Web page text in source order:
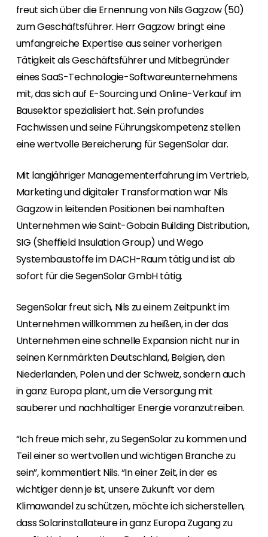
Erneuerbaren Energie Branche? Dann sind Sie
bei uns richtig!
Hauseigentümer
Wenn Sie auf der Suche nach wichtigen
Produkt- und Brancheninformationen sind,
werden Sie bei uns fündig.
freut sich über die Ernennung von Nils Gagzow (50)
zum Geschäftsführer. Herr Gagzow bringt eine
umfangreiche Expertise aus seiner vorherigen
Tätigkeit als Geschäftsführer und Mitbegründer
eines SaaS-Technologie-Softwareunternehmens
mit, das sich auf E-Sourcing und Online-Verkauf im
Bausektor spezialisiert hat. Sein profundes
Fachwissen und seine Führungskompetenz stellen
eine wertvolle Bereicherung für SegenSolar dar.
Mit langjähriger Managementerfahrung im Vertrieb,
Marketing und digitaler Transformation war Nils
Gagzow in leitenden Positionen bei namhaften
Unternehmen wie Saint-Gobain Building Distribution,
SIG (Sheffield Insulation Group) und Wego
Systembaustoffe im DACH-Raum tätig und ist ab
sofort für die SegenSolar GmbH tätig.
SegenSolar freut sich, Nils zu einem Zeitpunkt im
Unternehmen willkommen zu heißen, in der das
Unternehmen eine schnelle Expansion nicht nur in
seinen Kernmärkten Deutschland, Belgien, den
Niederlanden, Polen und der Schweiz, sondern auch
in ganz Europa plant, um die Versorgung mit
sauberer und nachhaltiger Energie voranzutreiben.
“Ich freue mich sehr, zu SegenSolar zu kommen und
Teil einer so wertvollen und wichtigen Branche zu
sein”, kommentiert Nils. “In einer Zeit, in der es
wichtiger denn je ist, unsere Zukunft vor dem
Klimawandel zu schützen, möchte ich sicherstellen,
dass Solarinstallateure in ganz Europa Zugang zu